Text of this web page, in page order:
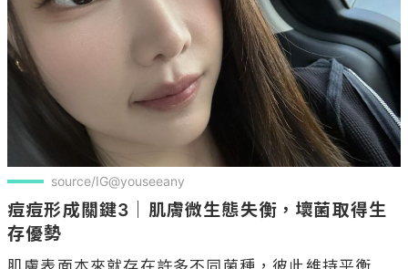
source/IG@youseeany
痘痘形成關鍵3｜肌膚微生態失衡，壞菌取得生
存優勢